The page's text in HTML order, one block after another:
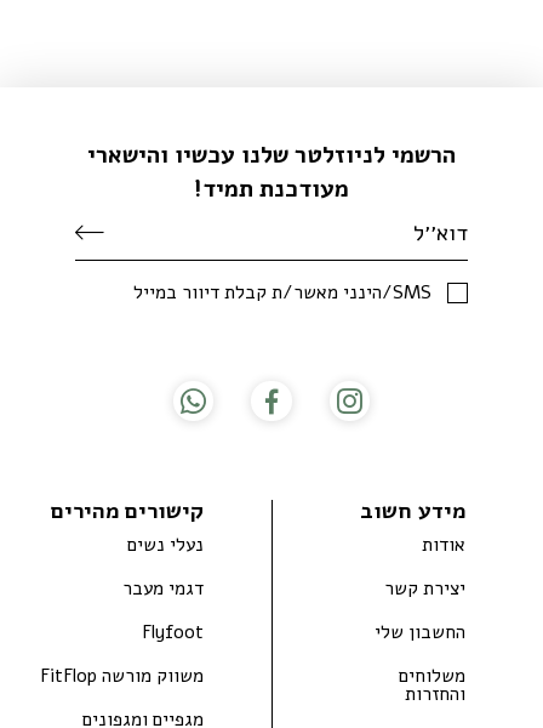
מידע חשוב
אודות
יצירת קשר
החשבון שלי
משלוחים
והחזרות
קישורים מהירים
נעלי נשים
דגמי מעבר
Flyfoot
משווק מורשה FitFlop
מגפיים ומגפונים
הרשמי לניוזלטר שלנו עכשיו והישארי
מעודכנת תמיד!
SMS/הינני מאשר/ת קבלת דיוור במייל